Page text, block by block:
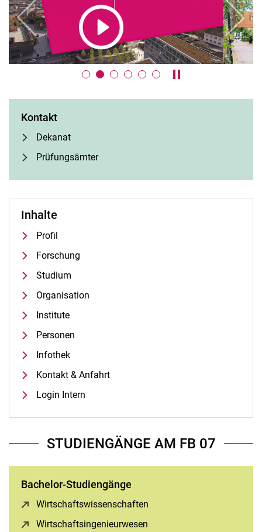
Karussell anhalten
zurück weiter
Kontakt
Dekanat
Prüfungsämter
Inhalte
Profil
Forschung
Studium
Organisation
Institute
Personen
Infothek
Kontakt & Anfahrt
Login Intern
STUDIENGÄNGE AM FB 07
Bachelor-Studiengänge
Wirtschaftswissenschaften
Wirtschaftsingenieurwesen